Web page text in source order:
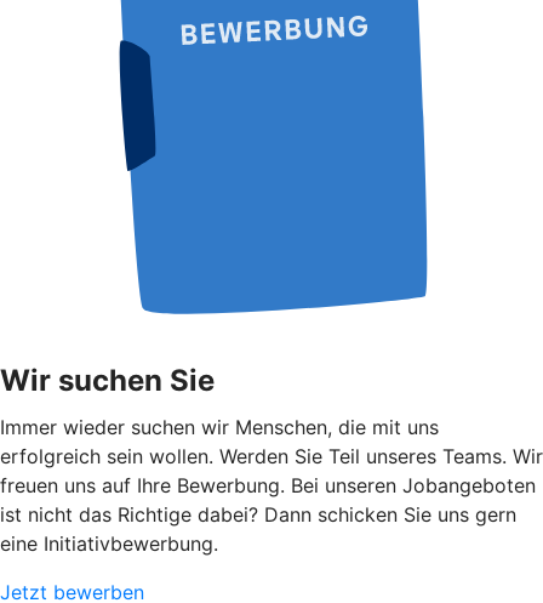
Wir suchen Sie
Immer wieder suchen wir Menschen, die mit uns
erfolgreich sein wollen. Werden Sie Teil unseres Teams. Wir
freuen uns auf Ihre Bewerbung. Bei unseren Jobangeboten
ist nicht das Richtige dabei? Dann schicken Sie uns gern
eine Initiativbewerbung.
Jetzt bewerben